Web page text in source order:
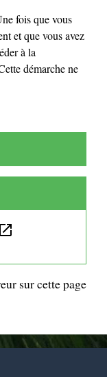
fois que vous
et que vous avez
à la
démarche ne
open_in_new
sur cette page